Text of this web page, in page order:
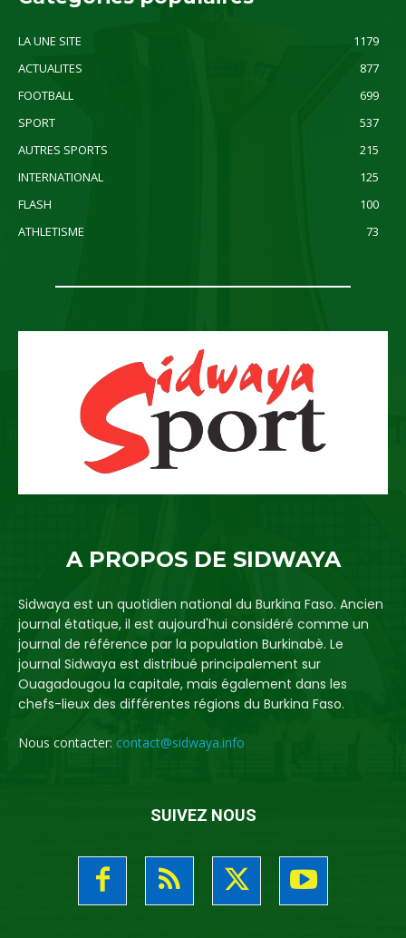
LA UNE SITE
1179
ACTUALITES
877
FOOTBALL
699
SPORT
537
AUTRES SPORTS
215
INTERNATIONAL
125
FLASH
100
ATHLETISME
73
A PROPOS DE SIDWAYA
Sidwaya est un quotidien national du Burkina Faso. Ancien
journal étatique, il est aujourd'hui considéré comme un
journal de référence par la population Burkinabè. Le
journal Sidwaya est distribué principalement sur
Ouagadougou la capitale, mais également dans les
chefs-lieux des différentes régions du Burkina Faso.
Nous contacter: contact@sidwaya.info
SUIVEZ NOUS